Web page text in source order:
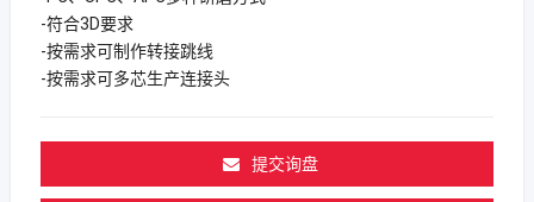
-符合3D要求
-按需求可制作转接跳线
-按需求可多芯生产连接头
提交询盘